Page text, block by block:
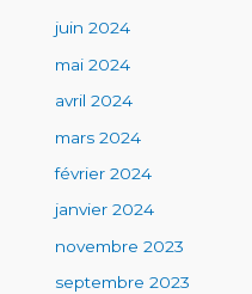
juin 2024
mai 2024
avril 2024
mars 2024
février 2024
janvier 2024
novembre 2023
septembre 2023